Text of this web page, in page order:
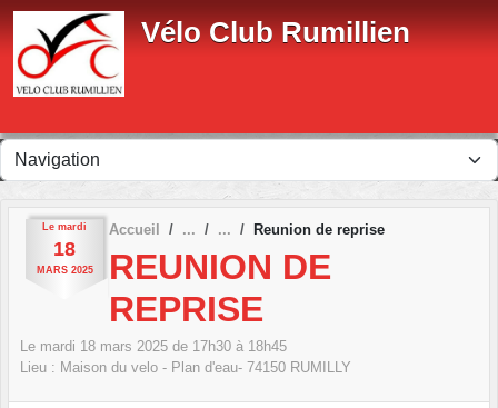
Vélo Club Rumillien
Le mardi
18
MARS 2025
Accueil Reunion de reprise
REUNION DE
REPRISE
Le mardi 18 mars 2025 de 17h30 à 18h45
Lieu : Maison du velo - Plan d'eau- 74150 RUMILLY
Panneau de gestion des cookies